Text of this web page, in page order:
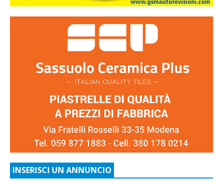
INSERISCI UN ANNUNCIO